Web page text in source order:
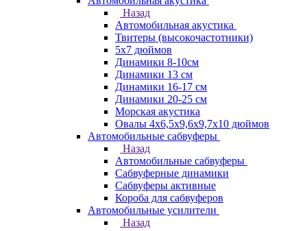
Назад
Автомобильная акустика
Твитеры (высокочастотники)
5x7 дюймов
Динамики 8-10см
Динамики 13 см
Динамики 16-17 см
Динамики 20-25 см
Морская акустика
Овалы 4х6,5х9,6x9,7х10 дюймов
Автомобильные сабвуферы
Назад
Автомобильные сабвуферы
Сабвуферные динамики
Сабвуферы активные
Короба для сабвуферов
Автомобильные усилители
Назад